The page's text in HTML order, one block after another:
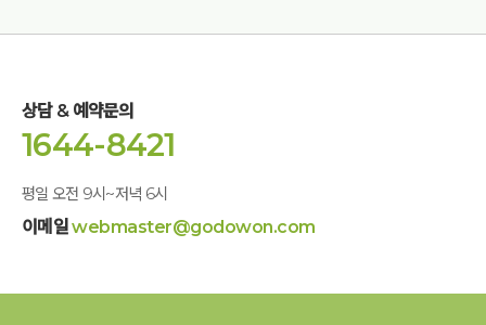
상담 & 예약문의
1644-8421
평일 오전 9시~저녁 6시
이메일webmaster@godowon.com